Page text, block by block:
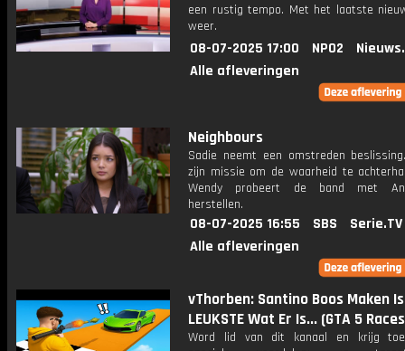
een rustig tempo. Met het laatste
weer.
08-07-2025 17:00 NPO2
Alle afleveringen
Neighbours
Sadie neemt een omstreden
zijn missie om de waarheid te
Wendy probeert de band met
herstellen.
08-07-2025 16:55 SBS
Serie.TV
Alle afleveringen
vThorben: Santino Boos Maken
LEUKSTE Wat Er Is... (GTA 5
Word lid van dit kanaal en krijg